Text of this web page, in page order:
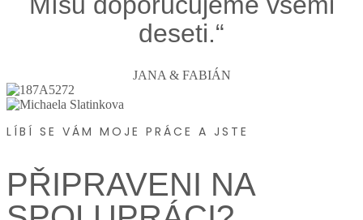
deseti.“
JANA & FABIÁN
LÍBÍ SE VÁM MOJE PRÁCE A JSTE
PŘIPRAVENI NA